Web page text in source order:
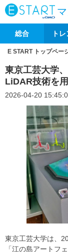
総合 ト
E START トップペー
東京工芸大学
LiDAR技術を
2026-04-20
東京工芸大学は、
「江の島アートフ